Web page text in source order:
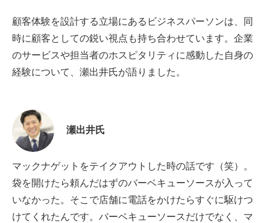
顧客体験を設計する立場にあるビジネスパーソンは、同
時に顧客としての鋭い視点も持ち合わせています。企業
のサービスや担当者のホスピタリティに感動した自身の
経験について、瀬出井氏が語りました。
瀬出井氏
マックナゲットをテイクアウトした時の話です（笑）。
袋を開けたら頼んだはずのバーベキューソースが入って
いなかった。そこで店舗に電話をかけたらすぐに駆けつ
けてくれたんです。バーベキューソースだけでなく、マ